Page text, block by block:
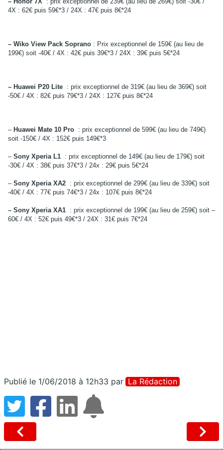
4X : 62€ puis 59€*3 / 24X : 47€ puis 8€*24
– Wiko View Pack Soprano : Prix exceptionnel de 159€ (au lieu de
199€) soit -40€ / 4X : 42€ puis 39€*3 / 24X : 39€ puis 5€*24
– Huawei P20 Lite : prix exceptionnel de 319€ (au lieu de 369€) soit
-50€ / 4X : 82€ puis 79€*3 / 24X : 127€ puis 8€*24
– Huawei Mate 10 Pro : prix exceptionnel de 599€ (au lieu de 749€)
soit -150€ / 4X : 152€ puis 149€*3
– Sony Xperia L1 : prix exceptionnel de 149€ (au lieu de 179€) soit
-30€ / 4X : 38€ puis 37€*3 / 24x : 29€ puis 5€*24
– Sony Xperia XA2 : prix exceptionnel de 299€ (au lieu de 339€) soit
-40€ / 4X : 77€ puis 74€*3 / 24x : 107€ puis 8€*24
– Sony Xperia XA1 : prix exceptionnel de 199€ (au lieu de 259€) soit –
60€ / 4X : 52€ puis 49€*3 / 24X : 31€ puis 7€*24
Publié le 1/06/2018 à 12h33 par La Rédaction